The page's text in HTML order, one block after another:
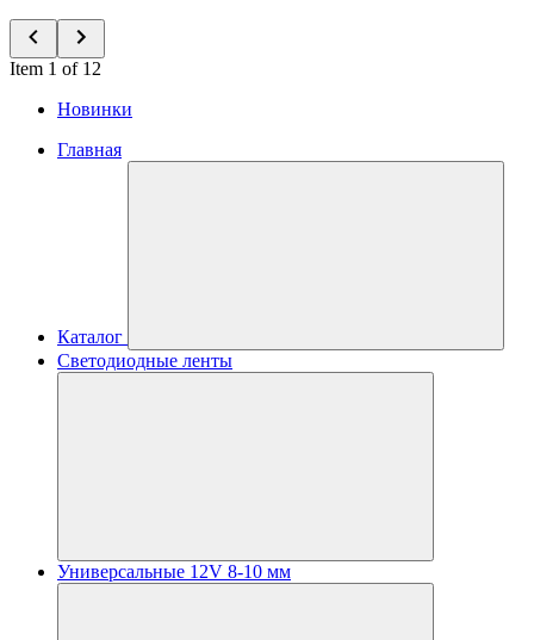
Item 1 of 12
Новинки
Главная
Каталог
Светодиодные ленты
Универсальные 12V 8-10 мм